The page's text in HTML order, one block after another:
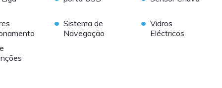
• Sistema de
Navegação
• Vidros
Eléctricos